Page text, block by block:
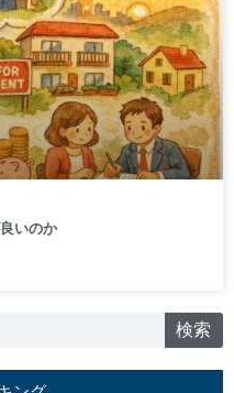
いのか
検索